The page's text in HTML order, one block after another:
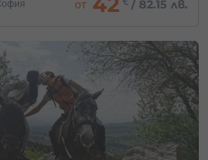
от /82.15 лв.